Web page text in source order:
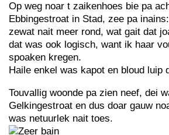
Op weg noar t zaikenhoes bie pa
Ebbingestroat in Stad, zee pa
zewat nait meer rond, wat gait dat
dat was ook logisch, want ik haar
spoaken kregen.
Haile enkel was kapot en bloud luip
Touvallig woonde pa zien neef, dei
Gelkingestroat en dus doar gauw
was netuurlek nait toes.